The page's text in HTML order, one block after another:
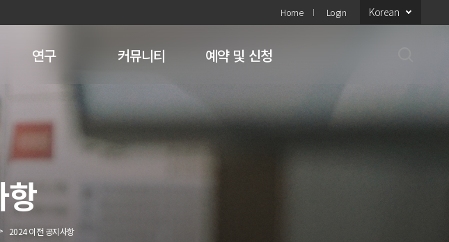
Home Login Korean
연구 커뮤니티 예약 및 신청
항
2024 이전 공지사항